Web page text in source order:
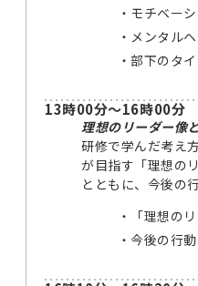
モチベー
メンタル
部下のタ
13時00分～16時00分
理想のリーダー像
研修で学んだ考え
が目指す「理想の
とともに、今後の
「理想の
今後の行